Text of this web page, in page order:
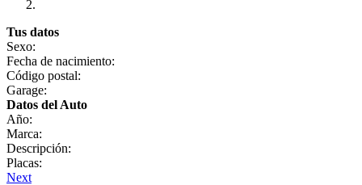
Tus datos
Sexo:
Fecha de nacimiento:
Código postal:
Garage:
Datos del Auto
Año:
Marca:
Descripción:
Placas:
Next